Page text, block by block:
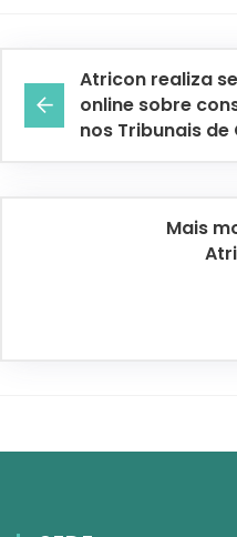
Atricon realiza
online sobre
nos Tribunais de
Mais